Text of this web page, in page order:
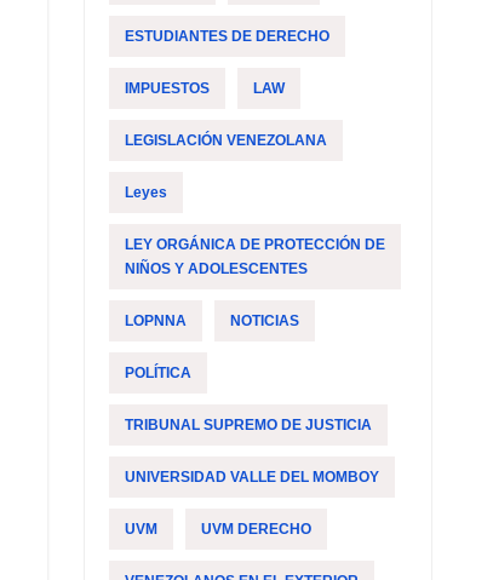
ESTUDIANTES DE DERECHO
IMPUESTOS LAW
LEGISLACIÓN VENEZOLANA
Leyes
LEY ORGÁNICA DE PROTECCIÓN DE
NIÑOS Y ADOLESCENTES
LOPNNA NOTICIAS
POLÍTICA
TRIBUNAL SUPREMO DE JUSTICIA
UNIVERSIDAD VALLE DEL MOMBOY
UVM UVM DERECHO